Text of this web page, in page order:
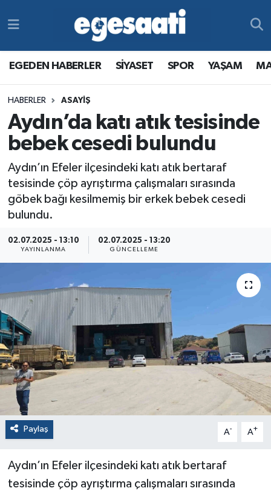
EGEDEN HABERLER SİYASET SPOR YAŞAM
HABERLER ASAYİŞ
Aydın’da katı atık tesisinde
bebek cesedi bulundu
Aydın’ın Efeler ilçesindeki katı atık bertaraf
tesisinde çöp ayrıştırma çalışmaları sırasında
göbek bağı kesilmemiş bir erkek bebek cesedi
bulundu.
02.07.2025 - 13:10
YAYINLANMA
02.07.2025 - 13:20
GÜNCELLEME
Paylaş A- A+
Aydın’ın Efeler ilçesindeki katı atık bertaraf
tesisinde çöp ayrıştırma çalışmaları sırasında
MAGAZİN
RESMİ REKLAMLAR
YAŞAM
MAGAZİN
RESMİ REKLAMLAR
Süper Lig Puan Durumu ve Fikstür
Tüm Manşetler
Son Dakika Haberleri
Haber Arşivi